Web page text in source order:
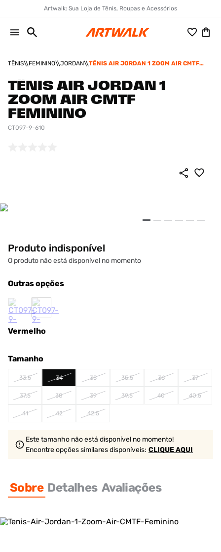
Artwalk: Sua Loja de Tênis, Roupas e Acessórios
TÊNIS FEMININO JORDAN
TÊNIS AIR JORDAN 1 ZOOM AIR CMTF
TÊNIS AIR JORDAN 1
ZOOM AIR CMTF
FEMININO
CT097-9-610
Produto indisponível
O produto não está disponível no momento
Outras opções
Vermelho
Tamanho
33.5 34 35 35.5 36 37
37.5 38 39 39.5 40 40.5
41 42 42.5
Este tamanho não está disponível no momento!
Encontre opções similaresdisponíveis: CLIQUE AQUI
Sobre Detalhes Avaliações